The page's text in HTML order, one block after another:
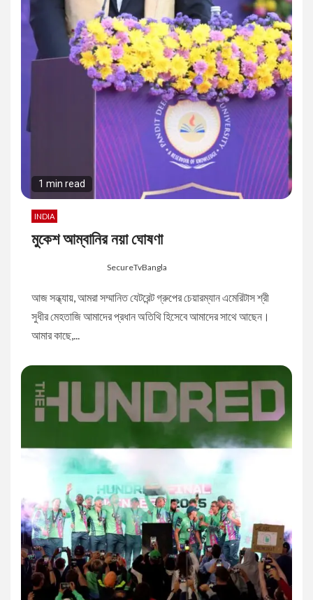
1 min read
INDIA
মুকেশ আম্বানির নয়া ঘোষণা
SecureTvBangla
আজ সন্ধ্যায়, আমরা সম্মানিত যেটরেন্ট গ্রুপের চেয়ারম্যান এমেরিটাস শ্রী
সুধীর মেহতাজি আমাদের প্রধান অতিথি হিসেবে আমাদের সাথে আছেন।
আমার কাছে,...